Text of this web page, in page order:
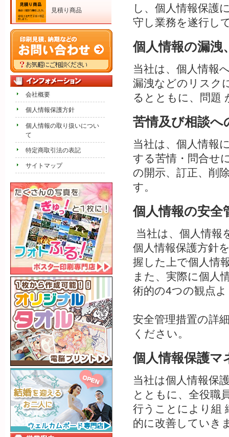
し、個人情報保護
守し業務を遂行し
個人情報の漏洩
当社は、個人情報
漏洩などのリスク
るとともに、問題
苦情及び相談へ
当社は、個人情報
する苦情・問合せ
の開示、訂正、削
す。
個人情報の安全
当社は、個人情報
個人情報保護方針
握した上で個人情
また、実際に個人
術的の4つの観点
安全管理措置の詳
ください。
個人情報保護マ
当社は個人情報保
とともに、全役職
行うことにより組
的に改善していき
見積り商品
会社概要
個人情報保護方針
個人情報の取り扱いについ
て
特定商取引法の表記
サイトマップ